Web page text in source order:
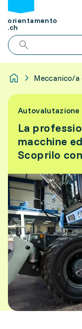
orientamento
.ch
Meccanico/a
La
macchine
Scoprilo